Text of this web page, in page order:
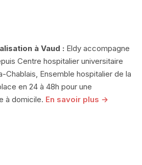
à Vaud : Eldy accompagne
Centre hospitalier universitaire
Chablais, Ensemble hospitalier de la
en 24 à 48h pour une
à domicile. En savoir plus →